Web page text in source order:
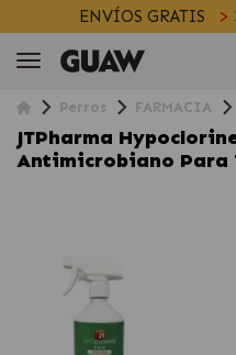
ENVÍOS GRATIS >
Perros FARMACIA
JTPharma
Antimicrobiano Para